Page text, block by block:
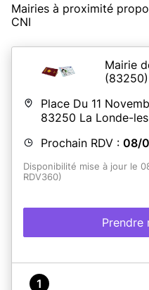
Mairies à proximité
CNI
Mairie
(83250)
Place Du 11
83250 La Londe-
Prochain RDV : 08/
Disponibilité mise à jour le
RDV360)
Prendre
1